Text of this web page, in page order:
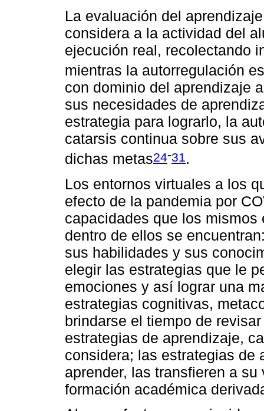
La evaluación del
considera a la actividad del
ejecución real, recolectando
mientras la autorregulación
con dominio del aprendizaje
sus necesidades de
estrategia para lograrlo, la
catarsis continua sobre sus
dichas metas24-31 .
Los entornos virtuales a los
efecto de la pandemia por
capacidades que los
dentro de ellos se
sus habilidades y sus
elegir las estrategias que le
emociones y así lograr una
estrategias cognitivas,
brindarse el tiempo de
estrategias de aprendizaje,
considera; las estrategias de
aprender, las transfieren a
formación académica